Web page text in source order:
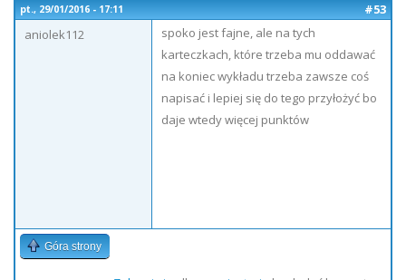
pt., 29/01/2016 - 17:11
#53
aniolek112
spoko jest fajne, ale na tych
karteczkach, które trzeba mu oddawać
na koniec wykładu trzeba zawsze coś
napisać i lepiej się do tego przyłożyć bo
daje wtedy więcej punktów
Góra strony